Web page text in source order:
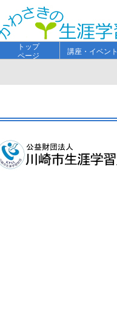
トップ
ページ
講座・イベント